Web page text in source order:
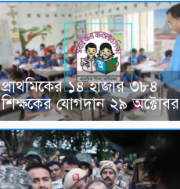
প্রাথমিকের ১৪ হাজার ৩৮৪
শিক্ষকের যোগদান ২৯ অক্টোবর